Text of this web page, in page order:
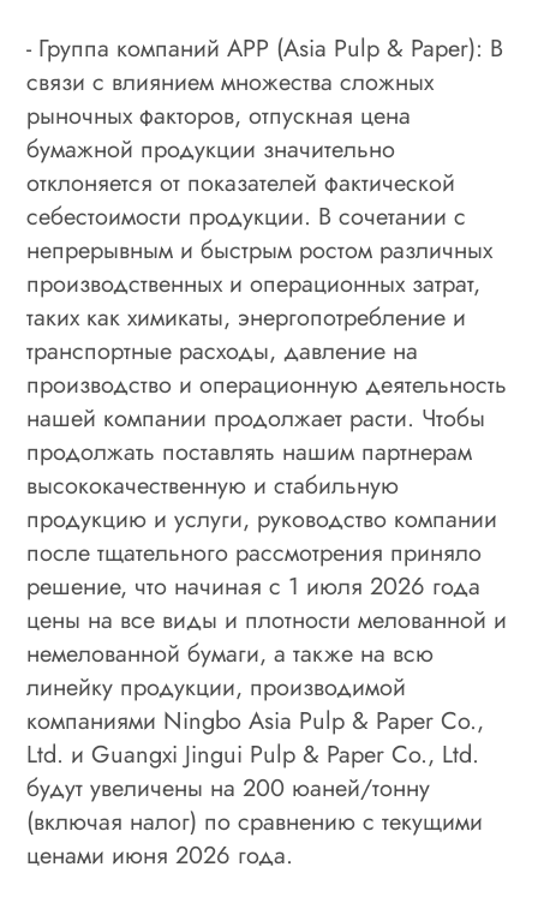
- Группа компаний APP (Asia Pulp & Paper): В
связи с влиянием множества сложных
рыночных факторов, отпускная цена
бумажной продукции значительно
отклоняется от показателей фактической
себестоимости продукции. В сочетании с
непрерывным и быстрым ростом различных
производственных и операционных затрат,
таких как химикаты, энергопотребление и
транспортные расходы, давление на
производство и операционную деятельность
нашей компании продолжает расти. Чтобы
продолжать поставлять нашим партнерам
высококачественную и стабильную
продукцию и услуги, руководство компании
после тщательного рассмотрения приняло
решение, что начиная с 1 июля 2026 года
цены на все виды и плотности мелованной и
немелованной бумаги, а также на всю
линейку продукции, производимой
компаниями Ningbo Asia Pulp & Paper Co.,
Ltd. и Guangxi Jingui Pulp & Paper Co., Ltd.
будут увеличены на 200 юаней/тонну
(включая налог) по сравнению с текущими
ценами июня 2026 года.